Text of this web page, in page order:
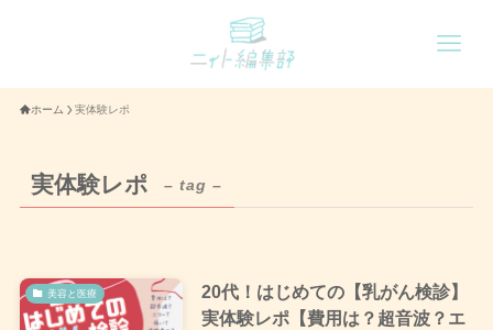
ホーム 実体験レポ
実体験レポ – tag –
美容と医療
20代！はじめての【乳がん検診】
実体験レポ【費用は？超音波？エ